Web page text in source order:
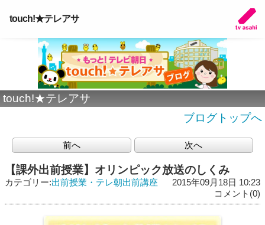
touch!★テレアサ
touch!★テレアサ
ブログトップへ
前へ 次へ
【課外出前授業】オリンピック放送のしくみ
カテゴリー:出前授業・テレ朝出前講座
2015年09月18日 10:23
コメント(0)